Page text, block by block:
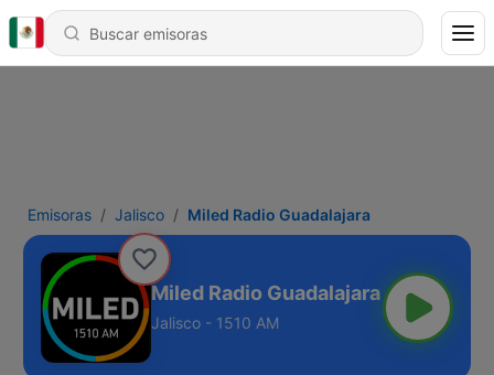
Emisoras Jalisco Miled Radio Guadalajara
Miled Radio Guadalajara
Jalisco - 1510 AM